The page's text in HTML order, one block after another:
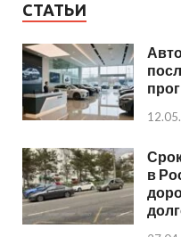
СТАТЬИ
в